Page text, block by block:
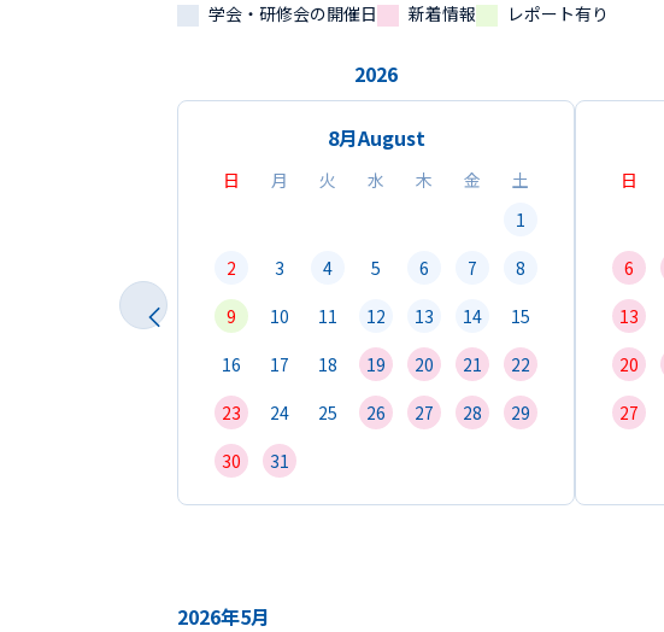
学会・研修会の開催日 新着情報 レポート有り
2026
8月August
日 月 火 水 木 金
土
1
2
3 4 5 6 7
8
9
10 11 12 13 14
15
16
17 18 19 20 21
22
23
24 25 26 27 28
29
30
31
日
6
13
20
27
2026年5月